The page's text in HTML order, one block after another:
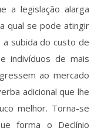
a legislação alarga
qual se pode atingir
subida do custo de
indivíduos de mais
ao mercado
adicional que lhe
melhor. Torna-se
forma o Declínio